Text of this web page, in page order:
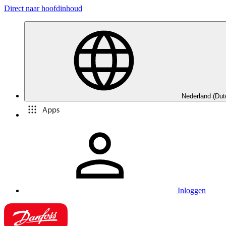
Direct naar hoofdinhoud
Nederland
Apps
Inloggen